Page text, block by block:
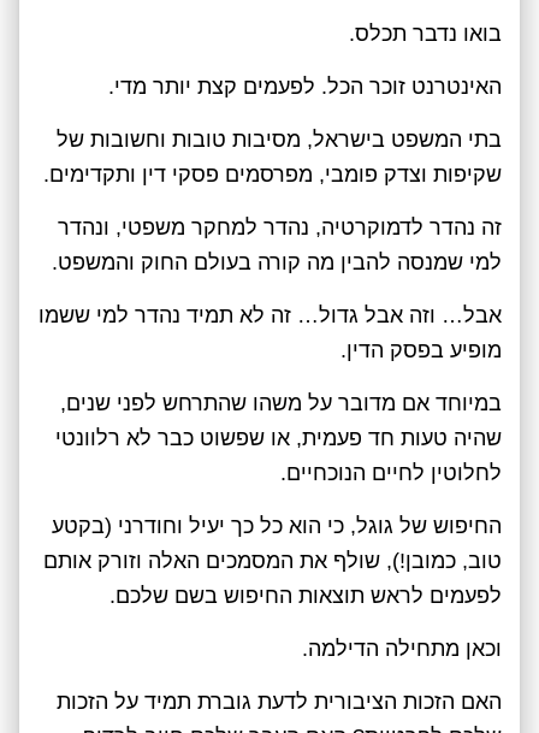
בואו נדבר תכלס.
האינטרנט זוכר הכל. לפעמים קצת יותר מדי.
בתי המשפט בישראל, מסיבות טובות וחשובות של
שקיפות וצדק פומבי, מפרסמים פסקי דין ותקדימים.
זה נהדר לדמוקרטיה, נהדר למחקר משפטי, ונהדר
למי שמנסה להבין מה קורה בעולם החוק והמשפט.
אבל… וזה אבל גדול… זה לא תמיד נהדר למי ששמו
מופיע בפסק הדין.
במיוחד אם מדובר על משהו שהתרחש לפני שנים,
שהיה טעות חד פעמית, או שפשוט כבר לא רלוונטי
לחלוטין לחיים הנוכחיים.
החיפוש של גוגל, כי הוא כל כך יעיל וחודרני (בקטע
טוב, כמובן!), שולף את המסמכים האלה וזורק אותם
לפעמים לראש תוצאות החיפוש בשם שלכם.
וכאן מתחילה הדילמה.
האם הזכות הציבורית לדעת גוברת תמיד על הזכות